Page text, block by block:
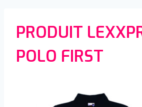
PRODUIT
POLO FIRST